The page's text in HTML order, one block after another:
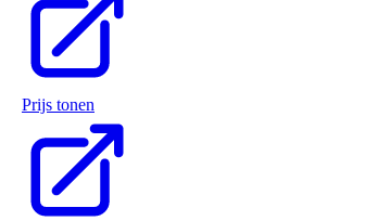
Prijs tonen